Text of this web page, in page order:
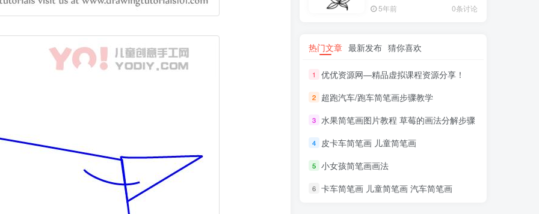
5年前 0条讨论
热门文章 最新发布 猜你喜欢
1 优优资源网—精品虚拟课程资源分享！
2 超跑汽车/跑车简笔画步骤教学
3 水果简笔画图片教程 草莓的画法分解步骤
4 皮卡车简笔画 儿童简笔画
5 小女孩简笔画画法
6 卡车简笔画 儿童简笔画 汽车简笔画